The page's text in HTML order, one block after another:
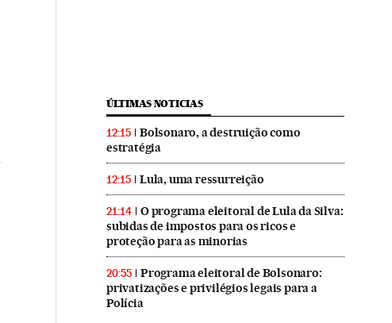
ÚLTIMAS NOTICIAS
12:15
Bolsonaro, a destruição como
estratégia
12:15 Lula, uma ressurreição
21:14
O programa eleitoral de Lula da Silva:
subidas de impostos para os ricos e
proteção para as minorias
20:55
Programa eleitoral de Bolsonaro:
privatizações e privilégios legais para a
Polícia